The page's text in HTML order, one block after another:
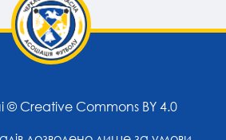
© Creative Commons BY 4.0